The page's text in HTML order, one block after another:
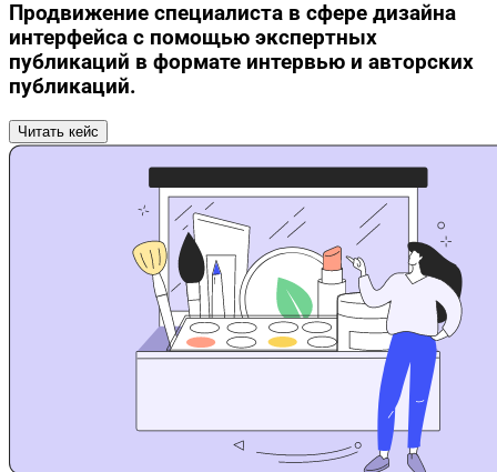
Продвижение специалиста в сфере дизайна
интерфейса с помощью экспертных
публикаций в формате интервью и авторских
публикаций.
Читать кейс